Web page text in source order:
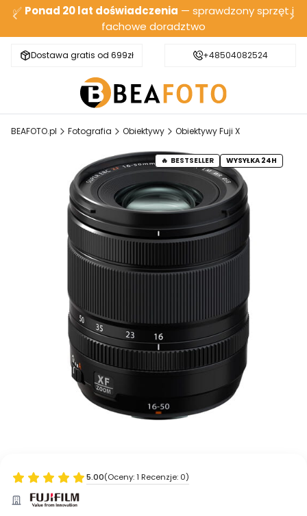
✅ Ponad 20 lat doświadczenia — sprawdzony sprzęt i
fachowe doradztwo
Dostawa gratis od 699zł Bezpieczna wysyłka
+48504082524
BEAFOTO.pl Fotografia Obiektywy Obiektywy Fuji X
BESTSELLER WYSYŁKA 24H
5.00(Oceny: 1 Recenzje: 0)